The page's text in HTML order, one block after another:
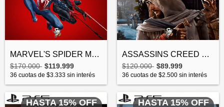
MARVEL'S SPIDER MAN 2 PS5
$170.000 $119.999
36 cuotas de $3.333 sin interés
ASSASSINS CREED MIRAGE PS4
$120.000 $89.999
36 cuotas de $2.500 sin interés
HASTA 15% OFF HASTA 15% OFF